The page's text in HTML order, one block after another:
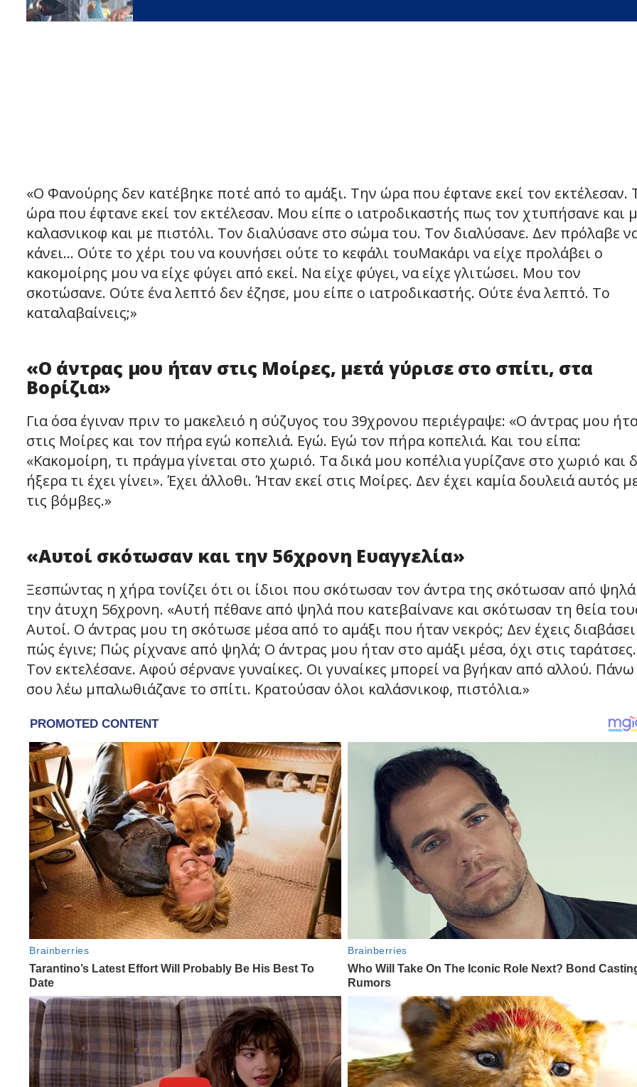
«Ο Φανούρης δεν κατέβηκε ποτέ από το αμάξι. Την ώρα που έφτανε εκεί τον εκτέλεσαν.
ώρα που έφτανε εκεί τον εκτέλεσαν. Μου είπε ο ιατροδικαστής πως τον χτυπήσανε και
καλασνικοφ και με πιστόλι. Τον διαλύσανε στο σώμα του. Τον διαλύσανε. Δεν πρόλαβε
κάνει… Ούτε το χέρι του να κουνήσει ούτε το κεφάλι τουΜακάρι να είχε προλάβει ο
κακομοίρης μου να είχε φύγει από εκεί. Να είχε φύγει, να είχε γλιτώσει. Μου τον
σκοτώσανε. Ούτε ένα λεπτό δεν έζησε, μου είπε ο ιατροδικαστής. Ούτε ένα λεπτό. Το
καταλαβαίνεις;»
«Ο άντρας μου ήταν στις Μοίρες, μετά γύρισε στο σπίτι, στα
Βορίζια»
Για όσα έγιναν πριν το μακελειό η σύζυγος του 39χρονου περιέγραψε: «Ο άντρας μου
στις Μοίρες και τον πήρα εγώ κοπελιά. Εγώ. Εγώ τον πήρα κοπελιά. Και του είπα:
«Κακομοίρη, τι πράγμα γίνεται στο χωριό. Τα δικά μου κοπέλια γυρίζανε στο χωριό και
ήξερα τι έχει γίνει». Έχει άλλοθι. Ήταν εκεί στις Μοίρες. Δεν έχει καμία δουλειά αυτός
τις βόμβες.»
«Αυτοί σκότωσαν και την 56χρονη Ευαγγελία»
Ξεσπώντας η χήρα τονίζει ότι οι ίδιοι που σκότωσαν τον άντρα της σκότωσαν από ψηλά
την άτυχη 56χρονη. «Αυτή πέθανε από ψηλά που κατεβαίνανε και σκότωσαν τη θεία
Αυτοί. Ο άντρας μου τη σκότωσε μέσα από το αμάξι που ήταν νεκρός; Δεν έχεις διαβάσει
πώς έγινε; Πώς ρίχνανε από ψηλά; Ο άντρας μου ήταν στο αμάξι μέσα, όχι στις ταράτσες.
Τον εκτελέσανε. Αφού σέρνανε γυναίκες. Οι γυναίκες μπορεί να βγήκαν από αλλού. Πάνω
σου λέω μπαλωθιάζανε το σπίτι. Κρατούσαν όλοι καλάσνικοφ, πιστόλια.»